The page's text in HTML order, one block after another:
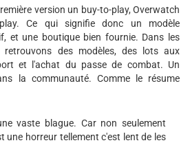
version un buy-to-play, Overwatch
Ce qui signifie donc un modèle
et une boutique bien fournie. Dans les
des modèles, des lots aux
et l'achat du passe de combat. Un
la communauté. Comme le résume
vaste blague. Car non seulement
une horreur tellement c'est lent de les